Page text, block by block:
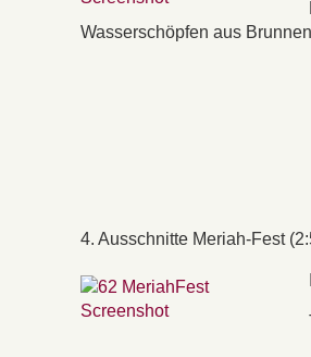
Wasserschöpfen aus
4. Ausschnitte Meriah-Fest